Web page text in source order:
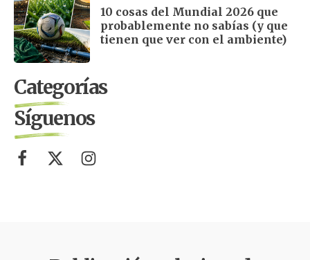
10 cosas del Mundial 2026 que
probablemente no sabías (y que
tienen que ver con el ambiente)
Categorías
Síguenos